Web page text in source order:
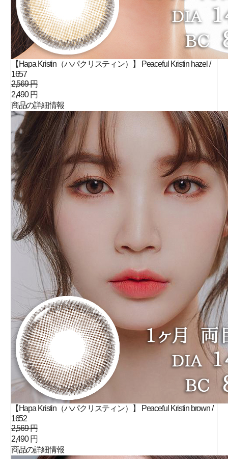
【Hapa Kristin（ハパクリスティン）】 Peaceful Kristin hazel /
1657
2,569 円
2,490 円
商品の詳細情報
【Hapa Kristin（ハパクリスティン）】 Peaceful Kristin brown /
1652
2,569 円
2,490 円
商品の詳細情報